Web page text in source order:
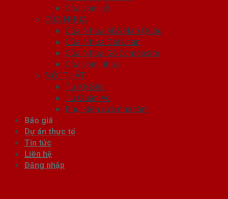
Cửa vòm gỗ
CỬA NHỰA
Cửa Nhựa ABS Hàn Quốc
Cửa Nhựa Đài Loan
Cửa Nhựa Gỗ Composite
Cửa vòm nhựa
NỘI THẤT
Tủ Kệ Bếp
Tủ Quần Áo
Phụ kiện cửa nhà tắm
Báo giá
Dự án thực tế
Tin tức
Liên hệ
Đăng nhập